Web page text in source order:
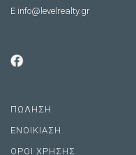
E info@levelrealty.gr
ΠΩΛΗΣΗ
ΕΝΟΙΚΙΑΣΗ
ΟΡΟΙ ΧΡΗΣΗΣ